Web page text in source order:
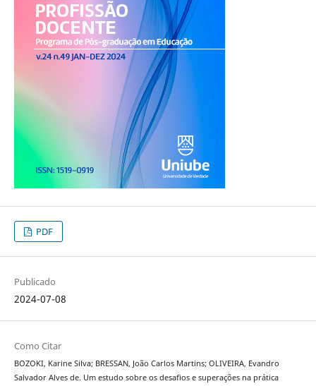
PDF
Publicado
2024-07-08
Como Citar
BOZOKI, Karine Silva; BRESSAN, João Carlos Martins; OLIVEIRA, Evandro
Salvador Alves de. Um estudo sobre os desafios e superações na prática